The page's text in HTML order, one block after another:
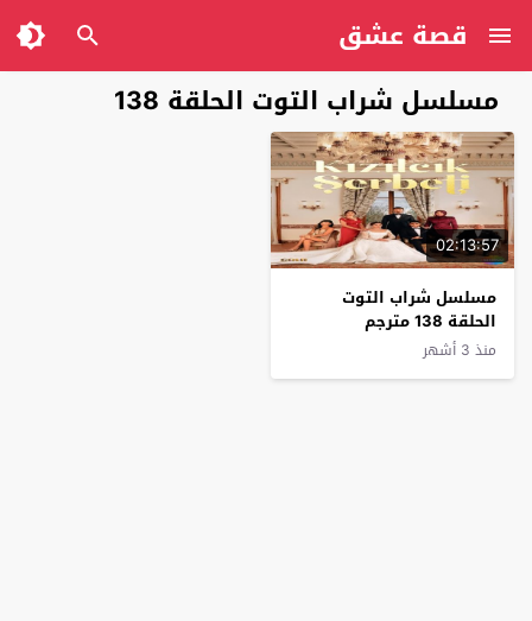
قصة عشق
مسلسل شراب التوت الحلقة 138
02:13:57
مسلسل شراب التوت
الحلقة 138 مترجم
منذ 3 أشهر